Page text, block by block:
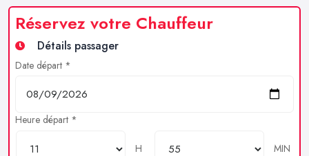
Réservez votre Chauffeur
Détails passager
Date départ *
Heure départ *
H
MIN